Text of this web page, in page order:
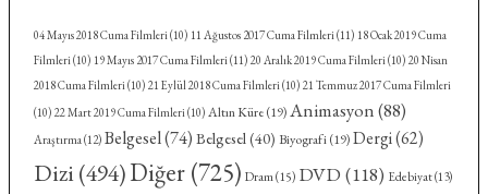
04 Mayıs 2018 Cuma Filmleri(10) 11 Ağustos 2017 Cuma Filmleri(11) 18 Ocak 2019 Cuma
Filmleri(10) 19 Mayıs 2017 Cuma Filmleri(11) 20 Aralık 2019 Cuma Filmleri(10) 20 Nisan
2018 Cuma Filmleri(10) 21 Eylül 2018 Cuma Filmleri(10) 21 Temmuz 2017 Cuma Filmleri
(10) 22 Mart 2019 Cuma Filmleri(10) Altın Küre(19) Animasyon(88)
Araştırma(12) Belgesel(74) Belgesel(40) Biyografi(19) Dergi(62)
Dizi(494)Diğer(725) Dram(15) DVD (118) Edebiyat(13)